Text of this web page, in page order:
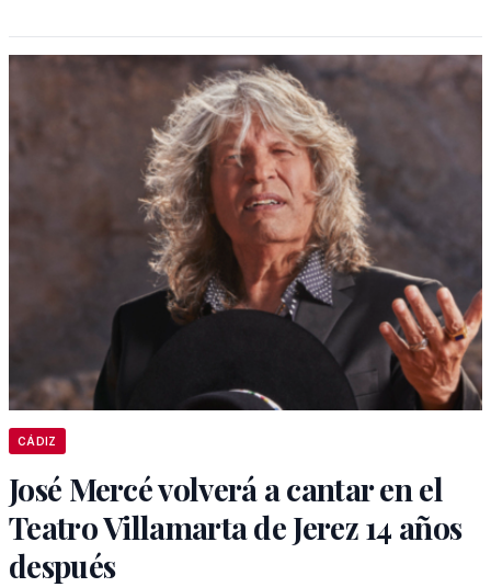
CÁDIZ
José Mercé volverá a cantar en el
Teatro Villamarta de Jerez 14 años
después